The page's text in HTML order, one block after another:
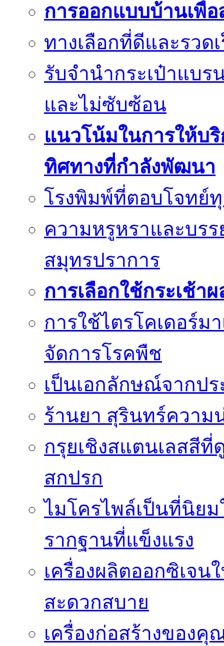
การออกแบบบ้านเพื่
ทางเลือกที่ดีและรวด
รับจำนำกระเป๋าแบ
และไม่ซับซ้อน
แนวโน้มในการให้บ
ทิศทางที่กำลังพัฒนา
โรงพิมพ์ที่ตอบโจทย์
ความหรูหราและบร
สมุทรปราการ
การเลือกใช้กระเช้า
การใช้ไตรโคเดอร์
จัดการโรคพืช
เป็นเอกลักษณ์จากป
ร้านยา สุรินทร์ความ
กรุยเชิงสแตนเลสสี
สกปรก
ไมโครไพล์เป็นที่นิยม
รากฐานที่แข็งแรง
เครื่องผลิตออกซิเจ
สะดวกสบาย
เครื่องก่อสร้างของ